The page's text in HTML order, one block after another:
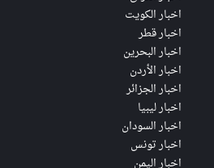
اخبار الكويت
اخبار قطر
اخبار البحرين
اخبار الأردن
اخبار الجزائر
اخبار ليبيا
اخبار السودان
اخبار تونس
اخبار اليمن